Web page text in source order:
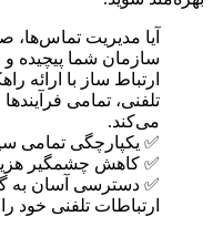
آیا مدیریت
سازمان شما پیچیده
ارتباط ساز با ارائه
تلفنی، تمامی
می‌کند.
✅ یکپارچگی تمامی
✅ کاهش چشمگیر
✅ دسترسی آسان به
ارتباطات تلفنی خود